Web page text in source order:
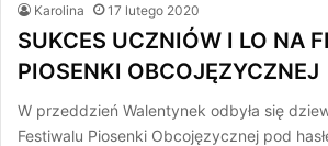
Karolina 17 lutego 2020
SUKCES UCZNIÓW I LO NA
PIOSENKI OBCOJĘZYCZNEJ
W przeddzień Walentynek odbyła się
Festiwalu Piosenki Obcojęzycznej pod